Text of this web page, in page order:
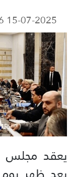
15-07-2025 17:36 مساءً
يعقد مجلس